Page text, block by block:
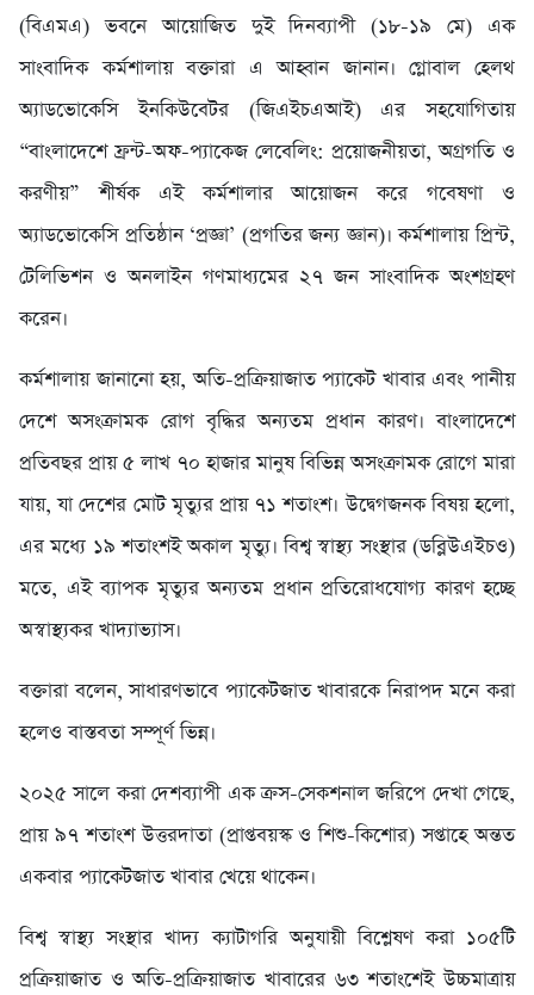
(বিএমএ) ভবনে আয়োজিত দুই দিনব্যাপী (১৮-১৯ মে) এক
সাংবাদিক কর্মশালায় বক্তারা এ আহ্বান জানান। গ্লোবাল হেলথ
অ্যাডভোকেসি ইনকিউবেটর (জিএইচএআই) এর সহযোগিতায়
“বাংলাদেশে ফ্রন্ট-অফ-প্যাকেজ লেবেলিং: প্রয়োজনীয়তা, অগ্রগতি ও
করণীয়” শীর্ষক এই কর্মশালার আয়োজন করে গবেষণা ও
অ্যাডভোকেসি প্রতিষ্ঠান ‘প্রজ্ঞা’ (প্রগতির জন্য জ্ঞান)। কর্মশালায় প্রিন্ট,
টেলিভিশন ও অনলাইন গণমাধ্যমের ২৭ জন সাংবাদিক অংশগ্রহণ
করেন।
কর্মশালায় জানানো হয়, অতি-প্রক্রিয়াজাত প্যাকেট খাবার এবং পানীয়
দেশে অসংক্রামক রোগ বৃদ্ধির অন্যতম প্রধান কারণ। বাংলাদেশে
প্রতিবছর প্রায় ৫ লাখ ৭০ হাজার মানুষ বিভিন্ন অসংক্রামক রোগে মারা
যায়, যা দেশের মোট মৃত্যুর প্রায় ৭১ শতাংশ। উদ্বেগজনক বিষয় হলো,
এর মধ্যে ১৯ শতাংশই অকাল মৃত্যু। বিশ্ব স্বাস্থ্য সংস্থার (ডব্লিউএইচও)
মতে, এই ব্যাপক মৃত্যুর অন্যতম প্রধান প্রতিরোধযোগ্য কারণ হচ্ছে
অস্বাস্থ্যকর খাদ্যাভ্যাস।
বক্তারা বলেন, সাধারণভাবে প্যাকেটজাত খাবারকে নিরাপদ মনে করা
হলেও বাস্তবতা সম্পূর্ণ ভিন্ন।
২০২৫ সালে করা দেশব্যাপী এক ক্রস-সেকশনাল জরিপে দেখা গেছে,
প্রায় ৯৭ শতাংশ উত্তরদাতা (প্রাপ্তবয়স্ক ও শিশু-কিশোর) সপ্তাহে অন্তত
একবার প্যাকেটজাত খাবার খেয়ে থাকেন।
বিশ্ব স্বাস্থ্য সংস্থার খাদ্য ক্যাটাগরি অনুযায়ী বিশ্লেষণ করা ১০৫টি
প্রক্রিয়াজাত ও অতি-প্রক্রিয়াজাত খাবারের ৬৩ শতাংশেই উচ্চমাত্রায়